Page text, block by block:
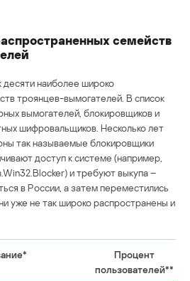
семейств
наиболее широко
троянцев-вымогателей. В список
вымогателей, блокировщиков и
шифровальщиков. Несколько лет
так называемые блокировщики
доступ к системе (например,
и требуют выкупа –
в России, а затем переместились
уже не так широко распространены и
Процент
пользователей**